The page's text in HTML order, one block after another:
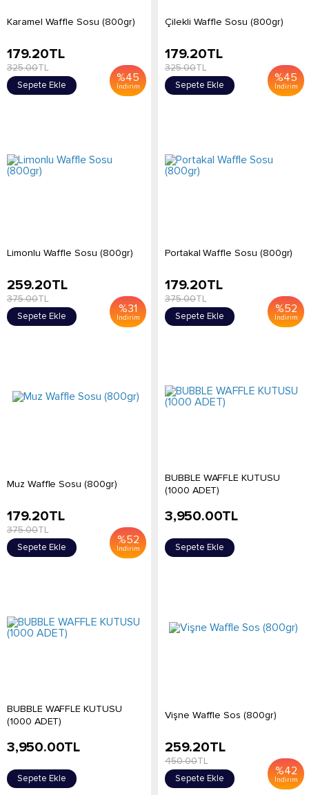
Karamel Waffle Sosu (800gr)
%45
İndirim
179.20TL
325.00TL
Sepete Ekle
Çilekli Waffle Sosu (800gr)
%45
İndirim
179.20TL
325.00TL
Sepete Ekle
Limonlu Waffle Sosu (800gr)
%31
İndirim
259.20TL
375.00TL
Sepete Ekle
Portakal Waffle Sosu (800gr)
%52
İndirim
179.20TL
375.00TL
Sepete Ekle
Muz Waffle Sosu (800gr)
%52
İndirim
179.20TL
375.00TL
Sepete Ekle
BUBBLE WAFFLE KUTUSU
(1000 ADET)
3,950.00TL
Sepete Ekle
BUBBLE WAFFLE KUTUSU
(1000 ADET)
3,950.00TL
Sepete Ekle
Vişne Waffle Sos (800gr)
%42
İndirim
259.20TL
450.00TL
Sepete Ekle